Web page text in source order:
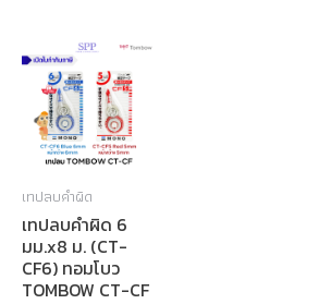
เทปลบคำผิด
เทปลบคำผิด 6
มม.x8 ม. (CT-
CF6) ทอมโบว
TOMBOW CT-CF